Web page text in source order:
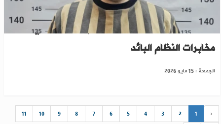
حمص: القبض على رئيس قسم المداهمة في
مخابرات النظام البائد
الجمعة : 15 مايو 2026
‹
1
2
3
4
5
6
7
8
9
10
11